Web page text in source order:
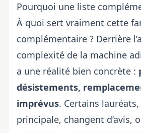
Pourquoi une liste
À quoi sert vraiment cette
complémentaire ? Derrière
complexité de la machine
a une réalité bien concrète :
désistements,
imprévus. Certains
principale, changent d’avis,